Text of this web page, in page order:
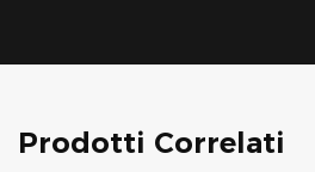
Prodotti Correlati